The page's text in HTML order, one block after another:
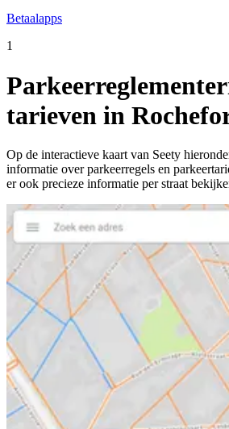
Betaalapps
1
tarieven in
Op de interactieve kaart van Seety
informatie over parkeerregels en
er ook precieze informatie per straat